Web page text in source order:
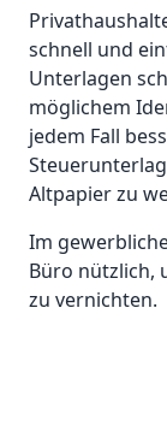
schnell und
Unterlagen
möglichem
jedem Fall
Altpapier zu
Im
Büro nützlich,
zu vernichten.